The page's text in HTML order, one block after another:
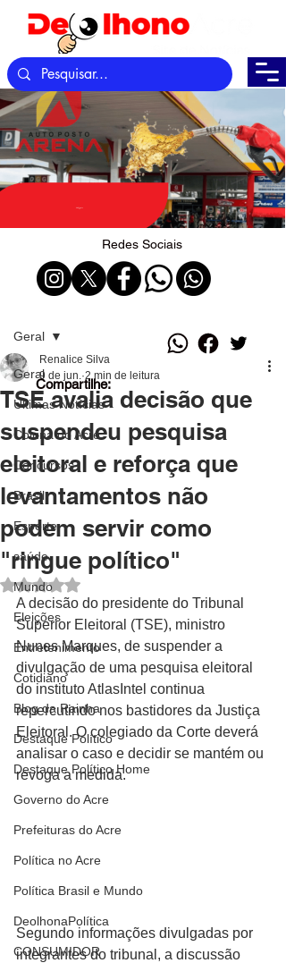
Redes Sociais
Geral
Últimas Notícias
Coluna do Acre
Concursos
Brasil
Esporte
saúde
Mundo
Eleições
Entretenimento
Cotidiano
Blog da Rainha
Destaque Político
Destaque Político Home
Governo do Acre
Prefeituras do Acre
Política no Acre
Política Brasil e Mundo
DeolhonaPolítica
CONSUMIDOR
Geral
TSE avalia decisão que
suspendeu pesquisa
eleitoral e reforça que
levantamentos não
podem servir como
"ringue político"
Renalice Silva
9 de jun. 2 min de leitura
Avaliado com NaN de 5 estrelas.
A decisão do presidente do Tribunal
Superior Eleitoral (TSE), ministro
Nunes Marques, de suspender a
divulgação de uma pesquisa eleitoral
do instituto AtlasIntel continua
repercutindo nos bastidores da Justiça
Eleitoral. O colegiado da Corte deverá
analisar o caso e decidir se mantém ou
revoga a medida.
Segundo informações divulgadas por
integrantes do tribunal, a discussão
Compartilhe: